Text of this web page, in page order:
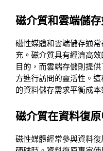
磁介質和雲端儲
磁性媒體和雲端儲存通
充。磁介質具有經濟高
目的，而雲端存儲則提
方進行訪問的靈活性。
的資料儲存需求平衡成
磁介質在資料復
磁性媒體經常參與資料